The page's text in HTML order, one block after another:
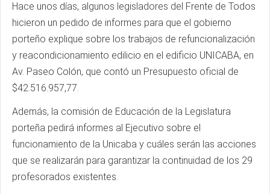
Hace unos días, algunos legisladores del Frente de Todos
hicieron un pedido de informes para que el gobierno
porteño explique sobre los trabajos de refuncionalización
y reacondicionamiento edilicio en el edificio UNICABA, en
Av. Paseo Colón, que contó un Presupuesto oficial de
$42.516.957,77.
Además, la comisión de Educación de la Legislatura
porteña pedirá informes al Ejecutivo sobre el
funcionamiento de la Unicaba y cuáles serán las acciones
que se realizarán para garantizar la continuidad de los 29
profesorados existentes.